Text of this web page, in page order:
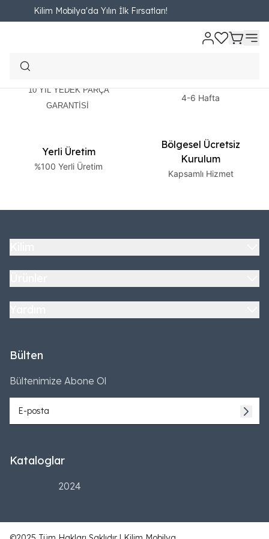
Kilim Mobilya'da Yılın İlk Fırsatları!
10 YIL YEDEK PARÇA
GARANTİSİ
4-6 Hafta
Yerli Üretim
%100 Yerli Üretim
Bölgesel Ücretsiz
Kurulum
Kapsamlı Hizmet
Kataloglar
2024
Bülten
Bültenimize Abone Ol